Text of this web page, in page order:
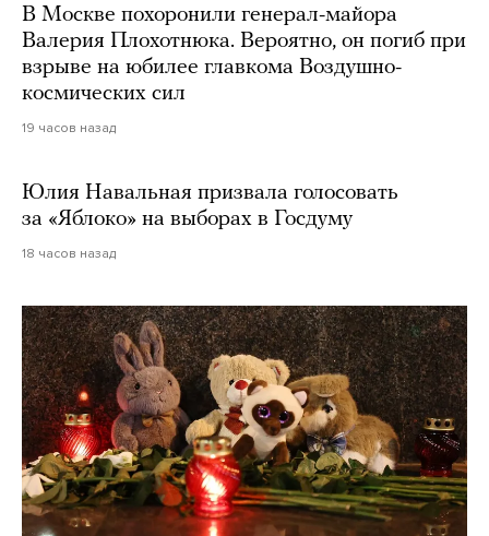
В Москве похоронили генерал-майора
Валерия Плохотнюка. Вероятно, он погиб при
взрыве на юбилее главкома Воздушно-
космических сил
19 часов назад
Юлия Навальная призвала голосовать
за «Яблоко» на выборах в Госдуму
18 часов назад